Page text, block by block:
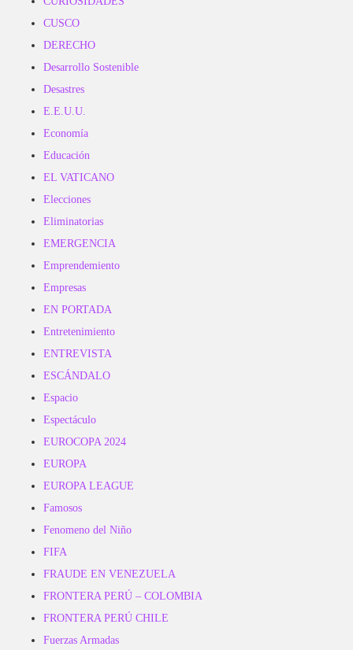
CUSCO
DERECHO
Desarrollo Sostenible
Desastres
E.E.U.U.
Economía
Educación
EL VATICANO
Elecciones
Eliminatorias
EMERGENCIA
Emprendemiento
Empresas
EN PORTADA
Entretenimiento
ENTREVISTA
ESCÁNDALO
Espacio
Espectáculo
EUROCOPA 2024
EUROPA
EUROPA LEAGUE
Famosos
Fenomeno del Niño
FIFA
FRAUDE EN VENEZUELA
FRONTERA PERÚ – COLOMBIA
FRONTERA PERÚ CHILE
Fuerzas Armadas